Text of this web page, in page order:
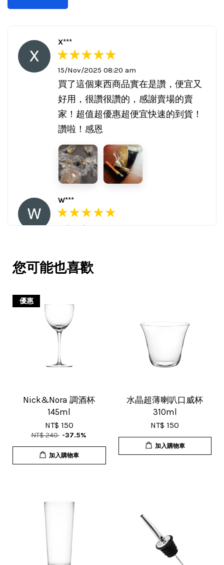
X***
15/Nov/2025 08:20 am
買了這個東西商品實在是讚，便宜又
好用，很讚很讚的，感謝賣場的賣
家！超值超優惠超便宜快速的到貨！
讚啦！感恩
W***
16/Nov/2025 03:45 pm
這購買。希望賣家能多選賣更多商
V***
超用心的包裝，非常好用的產品，謝
謝賣家，價格超優惠，CP值超高，推
薦給大家！
U***
18/Nov/2025 07:35 pm
杯子的品質非常好、寄出很快速很有
效率，現在買調酒用品都會優先選購
您可能也喜歡
優惠
Nick&Nora 調酒杯
145ml
NT$ 150
NT$ 240 -37.5%
加入購物車
水晶超薄喇叭口威杯
310ml
NT$ 150
加入購物車